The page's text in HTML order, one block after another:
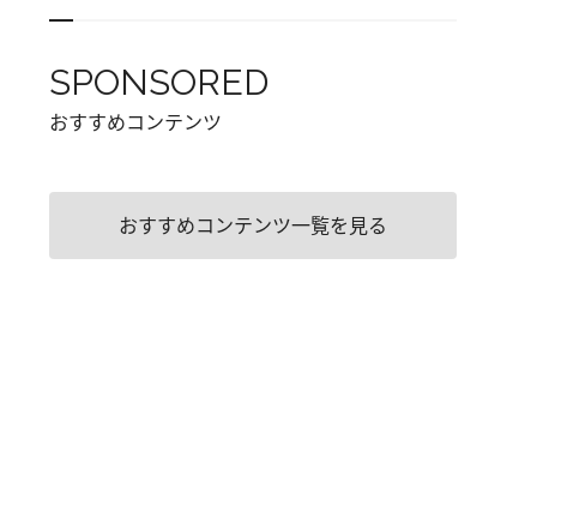
SPONSORED
おすすめコンテンツ
おすすめコンテンツ一覧を見る